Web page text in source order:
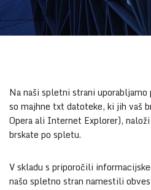
Na naši spletni strani
so majhne txt datoteke, ki jih vaš
Opera ali Internet Explorer),
brskate po spletu.
V skladu s priporočili
našo spletno stran namestili